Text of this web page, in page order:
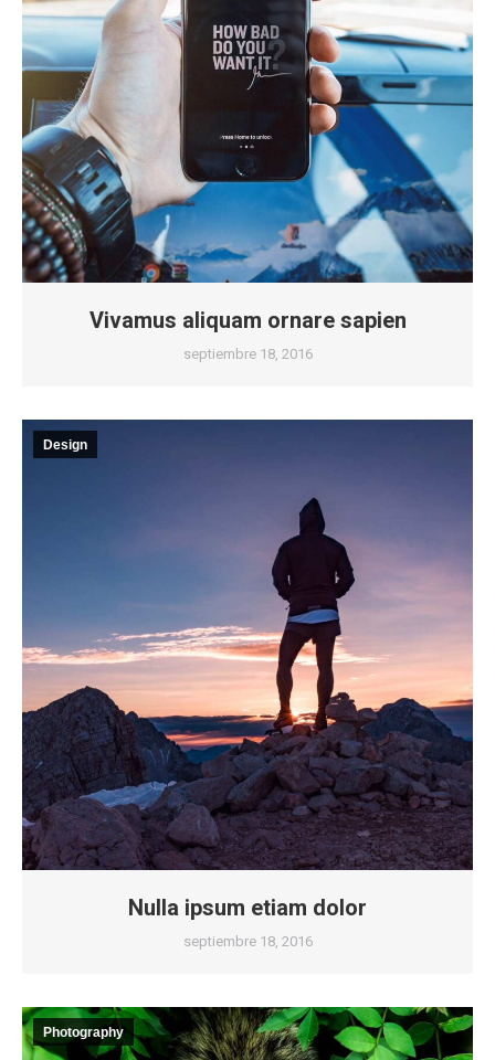
Vivamus aliquam ornare sapien
septiembre 18, 2016
Design
Nulla ipsum etiam dolor
septiembre 18, 2016
Photography